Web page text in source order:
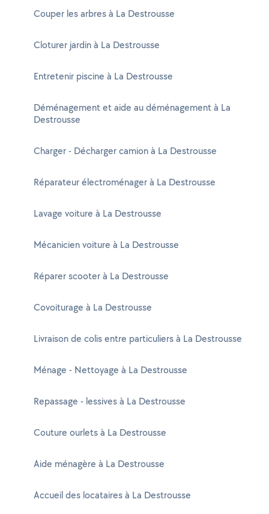
Couper les arbres à La Destrousse
Cloturer jardin à La Destrousse
Entretenir piscine à La Destrousse
Déménagement et aide au déménagement à La
Destrousse
Charger - Décharger camion à La Destrousse
Réparateur électroménager à La Destrousse
Lavage voiture à La Destrousse
Mécanicien voiture à La Destrousse
Réparer scooter à La Destrousse
Covoiturage à La Destrousse
Livraison de colis entre particuliers à La Destrousse
Ménage - Nettoyage à La Destrousse
Repassage - lessives à La Destrousse
Couture ourlets à La Destrousse
Aide ménagère à La Destrousse
Accueil des locataires à La Destrousse